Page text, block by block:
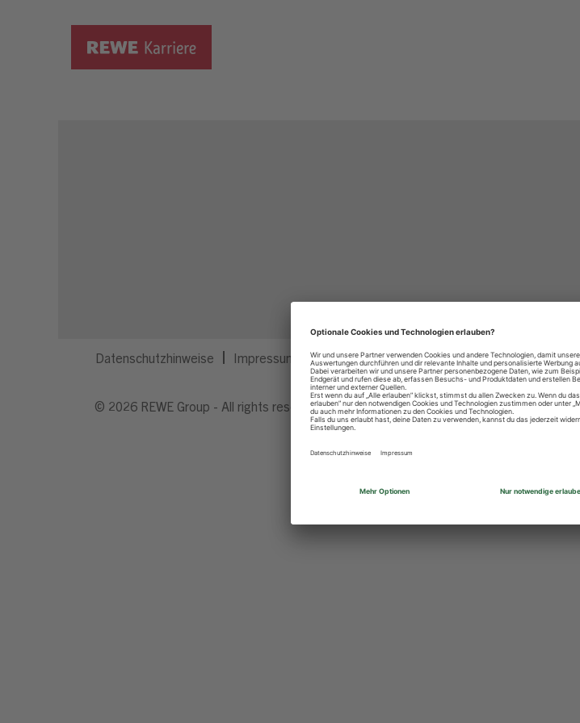
Datenschutzhinweise Impressum Privatsphäre-Einstellungen
© 2026 REWE Group - All rights reserved